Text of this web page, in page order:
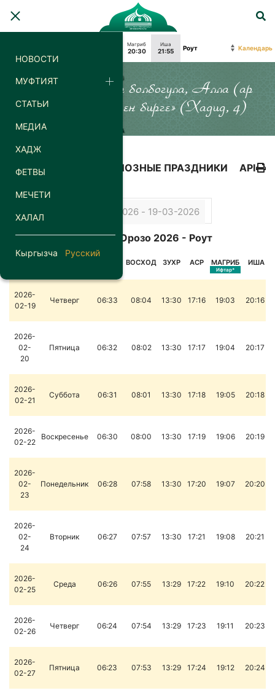
НОВОСТИ
МУФТИЯТ
СТАТЬИ
МЕДИА
ХАДЖ
ФЕТВЫ
МЕЧЕТИ
ХАЛАЛ
Кыргызча Русский
Магриб
20:30
Иша
21:55 Календарь
«Силер кайда гана болбогула, Алла (ар
дайым) силер менен бирге» (Хадид, 4)
КАЛЕНДАРЬ РЕЛИГИОЗНЫЕ ПРАЗДНИКИ API
Календарь Орозо 2026 - Роут
ВОСХОД ЗУХР АСР МАГРИБ
Ифтар*
ИША
2026-
02-19
Четверг 06:33 08:04 13:30 17:16 19:03 20:16
2026-
02-
20
Пятница 06:32 08:02 13:30 17:17 19:04 20:17
2026-
02-21
Суббота 06:31 08:01 13:30 17:18 19:05 20:18
2026-
02-22
Воскресенье 06:30 08:00 13:30 17:19 19:06 20:19
2026-
02-
23
Понедельник 06:28 07:58 13:30 17:20 19:07 20:20
2026-
02-
24
Вторник 06:27 07:57 13:30 17:21 19:08 20:21
2026-
02-25
Среда 06:26 07:55 13:29 17:22 19:10 20:22
2026-
02-26
Четверг 06:24 07:54 13:29 17:23 19:11 20:23
2026-
02-27
Пятница 06:23 07:53 13:29 17:24 19:12 20:24